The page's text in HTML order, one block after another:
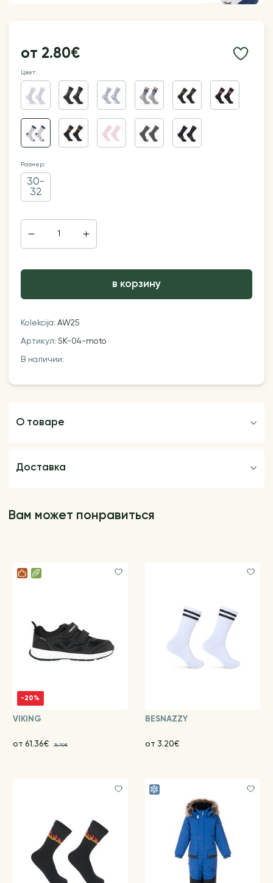
от 2.80€
Цвет:
Размер:
30-
32
в корзину
Kolekcija:AW25
Артикул:SK-04-moto
В наличии:
О товаре
Доставка
Вам может понравиться
-20%
VIKING
от 61.36€ 76.70€
BESNAZZY
от 3.20€